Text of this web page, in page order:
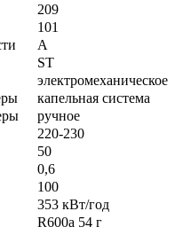
209
101
A
ST
электромеханическое
капельная система
ручное
220-230
50
0,6
100
353 кВт/год
R600a 54 г